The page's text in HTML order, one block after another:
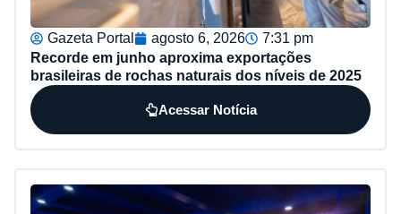
Gazeta Portal agosto 6, 2026
7:31 pm
Recorde em junho aproxima exportações
brasileiras de rochas naturais dos níveis de 2025
Acessar Notícia